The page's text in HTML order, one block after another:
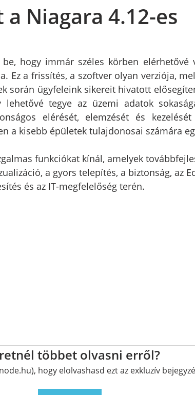
Niagara 4.12-es
hogy immár széles körben elérhetővé
Ez a frissítés, a szoftver olyan verziója,
során ügyfeleink sikereit hivatott
tegye az üzemi adatok
elérését, elemzését és
a kisebb épületek tulajdonosai számára
funkciókat kínál, amelyek
a gyors telepítés, a biztonság, az
és az IT-megfelelőség terén.
többet olvasni erről?
hogy elolvashasd ezt az exkluzív